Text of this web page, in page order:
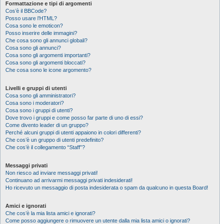
Formattazione e tipi di argomenti
Cos’è il BBCode?
Posso usare l’HTML?
Cosa sono le emoticon?
Posso inserire delle immagini?
Che cosa sono gli annunci globali?
Cosa sono gli annunci?
Cosa sono gli argomenti importanti?
Cosa sono gli argomenti bloccati?
Che cosa sono le icone argomento?
Livelli e gruppi di utenti
Cosa sono gli amministratori?
Cosa sono i moderatori?
Cosa sono i gruppi di utenti?
Dove trovo i gruppi e come posso far parte di uno di essi?
Come divento leader di un gruppo?
Perché alcuni gruppi di utenti appaiono in colori differenti?
Che cos’è un gruppo di utenti predefinito?
Che cos’è il collegamento “Staff”?
Messaggi privati
Non riesco ad inviare messaggi privati!
Continuano ad arrivarmi messaggi privati indesiderati!
Ho ricevuto un messaggio di posta indesiderata o spam da qualcuno in questa Board!
Amici e ignorati
Che cos’è la mia lista amici e ignorati?
Come posso aggiungere o rimuovere un utente dalla mia lista amici o ignorati?